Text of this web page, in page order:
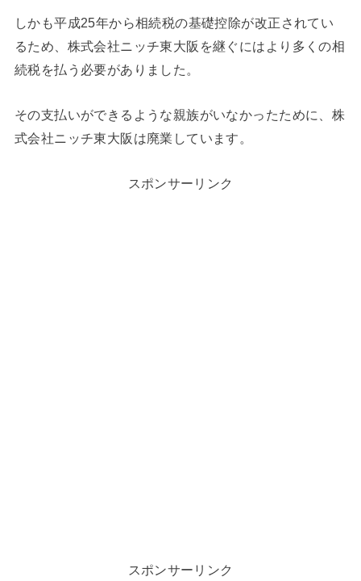
しかも平成25年から相続税の基礎控除が改正されてい
るため、株式会社ニッチ東大阪を継ぐにはより多くの相
続税を払う必要がありました。
その支払いができるような親族がいなかったために、株
式会社ニッチ東大阪は廃業しています。
スポンサーリンク
スポンサーリンク